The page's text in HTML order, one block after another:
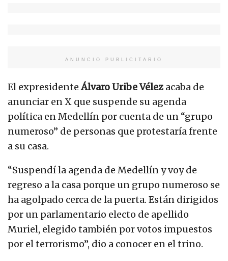
ANUNCIO PUBLICITARIO
El expresidenteÁlvaro Uribe Vélez acaba de
anunciar en X que suspende su agenda
política en Medellín por cuenta de un “grupo
numeroso” de personas que protestaría frente
a su casa.
“Suspendí la agenda de Medellín y voy de
regreso a la casa porque un grupo numeroso se
ha agolpado cerca de la puerta. Están dirigidos
por un parlamentario electo de apellido
Muriel, elegido también por votos impuestos
por el terrorismo”, dio a conocer en el trino.